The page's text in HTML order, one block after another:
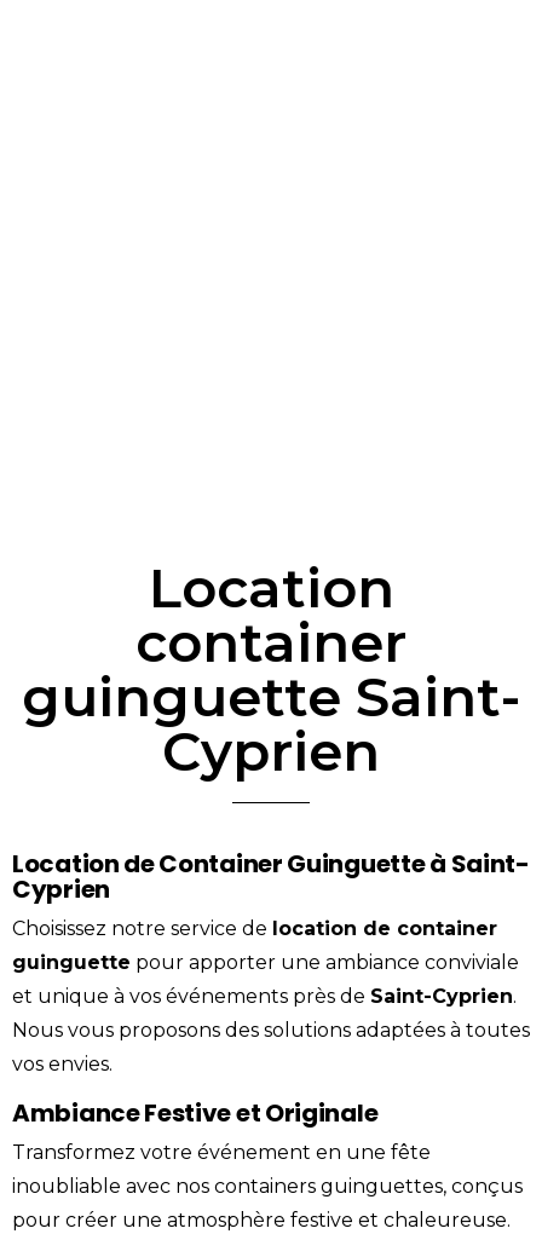
Location
container
guinguette Saint-
Cyprien
Location de Container Guinguette à Saint-
Cyprien
Choisissez notre service de location de container
guinguette pour apporter une ambiance conviviale
et unique à vos événements près de Saint-Cyprien.
Nous vous proposons des solutions adaptées à toutes
vos envies.
Ambiance Festive et Originale
Transformez votre événement en une fête
inoubliable avec nos containers guinguettes, conçus
pour créer une atmosphère festive et chaleureuse.